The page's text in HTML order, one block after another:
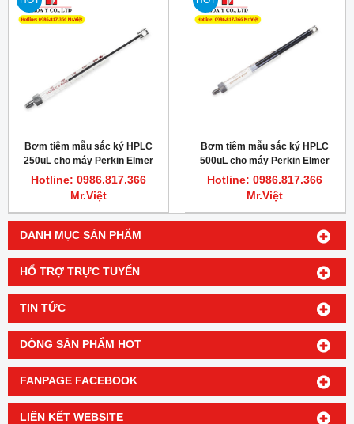
DANH MỤC SẢN PHẨM
HỔ TRỢ TRỰC TUYẾN
TIN TỨC
DÒNG SẢN PHẨM HOT
FANPAGE FACEBOOK
LIÊN KẾT WEBSITE
Bơm tiêm mẫu sắc ký HPLC
250uL cho máy Perkin Elmer
Series 225 LC Autosampler,
Hamilton 54659-01
Hotline: 0986.817.366
Mr.Việt
Bơm tiêm mẫu sắc ký HPLC
500uL cho máy Perkin Elmer
Series 225 LC Autosampler,
Hamilton 54660-01
Hotline: 0986.817.366
Mr.Việt